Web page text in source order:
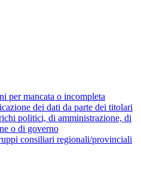
per mancata o incompleta
dei dati da parte dei titolari
politici, di amministrazione, di
o di governo
consiliari regionali/provinciali